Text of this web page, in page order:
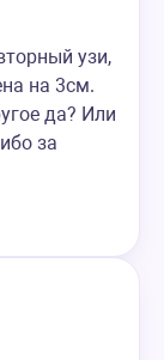
узи,
на 3см.
да? Или
за